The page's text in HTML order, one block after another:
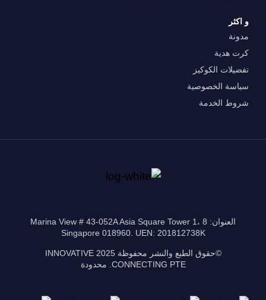
و اكثر
مدونة
كرت هدية
تفضيلات الكوكيز
سياسة الخصوصية
شروط الخدمة
العنوان: 8 Marina View # 43-052A Asia Square Tower 1،
Singapore 018960. UEN: 201812738K
©حقوق الطبع والنشر محفوظة 2025 INNOVATIVE
CONNECTING PTE. محدودة